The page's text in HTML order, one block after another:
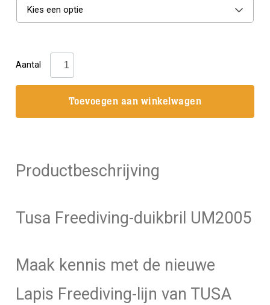
Kies een optie
Aantal
Tusa:
Lapis
Toevoegen aan winkelwagen
Productbeschrijving
Tusa Freediving-duikbril UM2005
Maak kennis met de nieuwe
Lapis Freediving-lijn van TUSA